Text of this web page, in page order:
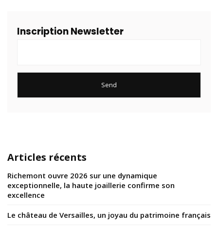
Inscription Newsletter
Articles récents
Richemont ouvre 2026 sur une dynamique
exceptionnelle, la haute joaillerie confirme son
excellence
Le château de Versailles, un joyau du patrimoine français